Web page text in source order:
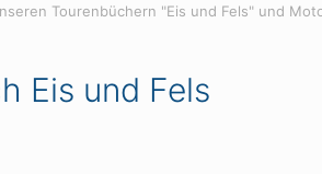
Tourenbüchern "Eis und Fels" und
Eis und Fels